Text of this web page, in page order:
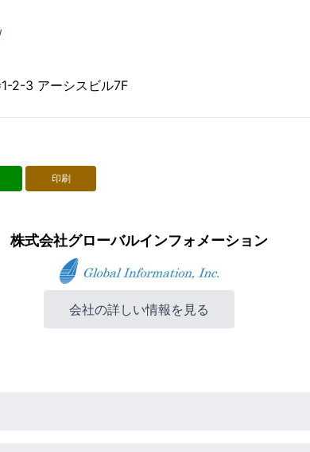
2-3 アーシスビル7F
印刷
株式会社グローバルインフォメーション
会社の詳しい情報を見る